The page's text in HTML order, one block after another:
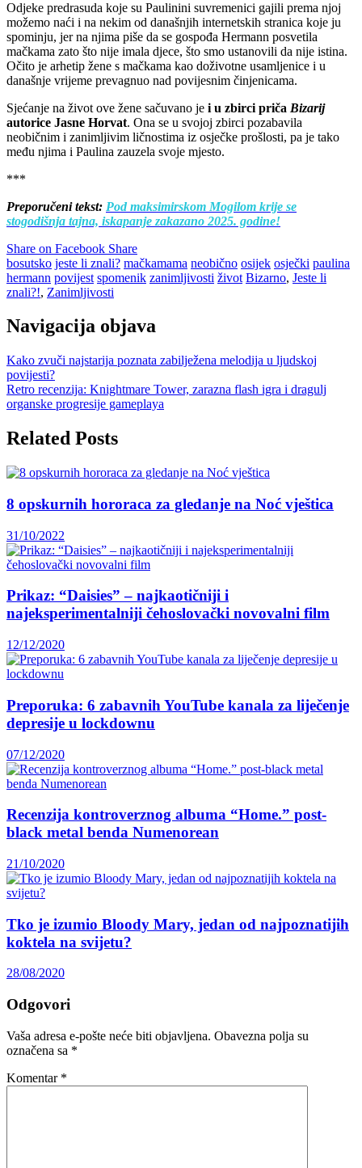
Odjeke predrasuda koje su Paulinini suvremenici gajili prema njoj
možemo naći i na nekim od današnjih internetskih stranica koje ju
spominju, jer na njima piše da se gospođa Hermann posvetila
mačkama zato što nije imala djece, što smo ustanovili da nije istina.
Očito je arhetip žene s mačkama kao doživotne usamljenice i u
današnje vrijeme prevagnuo nad povijesnim činjenicama.
Sjećanje na život ove žene sačuvano je i u zbirci priča Bizarij
autorice Jasne Horvat. Ona se u svojoj zbirci pozabavila
neobičnim i zanimljivim ličnostima iz osječke prošlosti, pa je tako
među njima i Paulina zauzela svoje mjesto.
***
Preporučeni tekst: Pod maksimirskom Mogilom krije se
stogodišnja tajna, iskapanje zakazano 2025. godine!
Share on Facebook Share
bosutsko jeste li znali? mačkamama neobično osijek osječki paulina
hermann povijest spomenik zanimljivosti život Bizarno, Jeste li
znali?!, Zanimljivosti
Navigacija objava
Kako zvuči najstarija poznata zabilježena melodija u ljudskoj
povijesti?
Retro recenzija: Knightmare Tower, zarazna flash igra i dragulj
organske progresije gameplaya
Related Posts
8 opskurnih hororaca za gledanje na Noć vještica
31/10/2022
Prikaz: “Daisies” – najkaotičniji i
najeksperimentalniji čehoslovački novovalni film
12/12/2020
Preporuka: 6 zabavnih YouTube kanala za liječenje
depresije u lockdownu
07/12/2020
Recenzija kontroverznog albuma “Home.” post-
black metal benda Numenorean
21/10/2020
Tko je izumio Bloody Mary, jedan od najpoznatijih
koktela na svijetu?
28/08/2020
Odgovori
Vaša adresa e-pošte neće biti objavljena. Obavezna polja su
označena sa *
Komentar *